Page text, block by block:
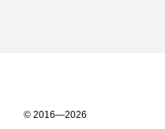
© 2016—2026